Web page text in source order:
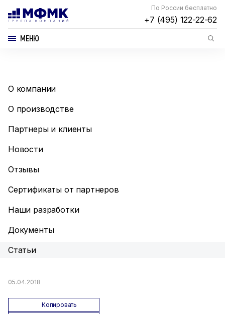
По России бесплатно
+7 (495) 122-22-62
МЕНЮ
О компании
О производстве
Партнеры и клиенты
Новости
Отзывы
Сертификаты от партнеров
Наши разработки
Документы
Статьи
05.04.2018
Копировать